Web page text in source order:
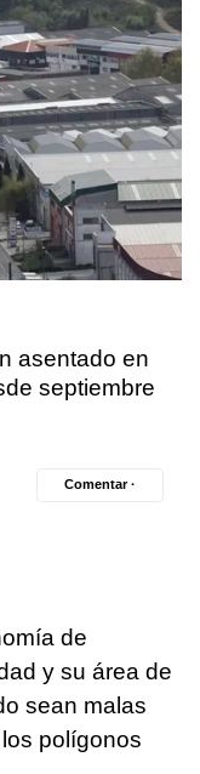
asentado en
septiembre
Comentar ·
de
y su área de
sean malas
polígonos